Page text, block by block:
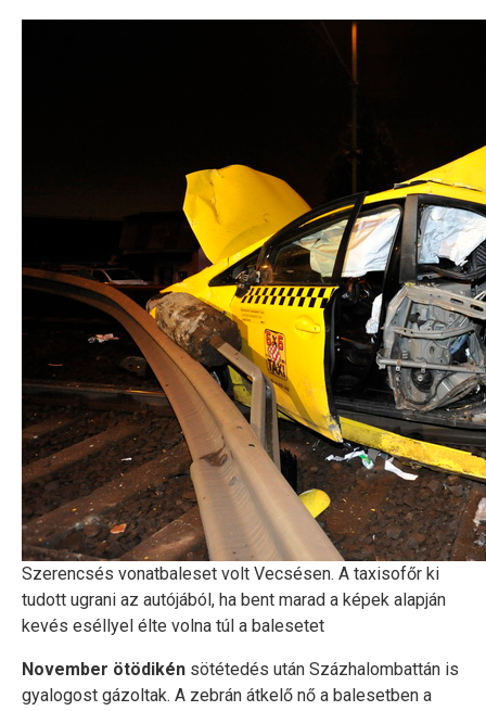
Szerencsés vonatbaleset volt Vecsésen. A taxisofőr ki
tudott ugrani az autójából, ha bent marad a képek alapján
kevés eséllyel élte volna túl a balesetet
November ötödikén sötétedés után Százhalombattán is
gyalogost gázoltak. A zebrán átkelő nő a balesetben a